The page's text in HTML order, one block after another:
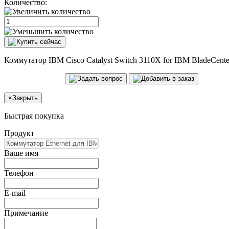
Количество:
Коммутатор IBM Cisco Catalyst Switch 3110X for IBM
×Закрыть
Быстрая покупка
Продукт
Ваше имя
Телефон
E-mail
Примечание